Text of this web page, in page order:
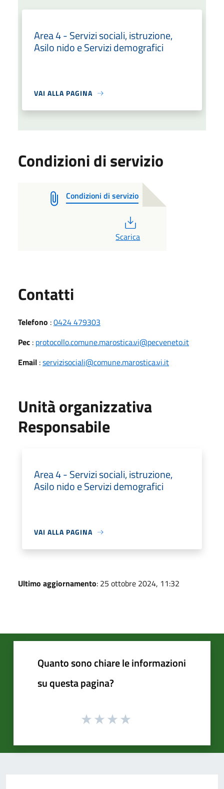
Area 4 - Servizi sociali, istruzione,
Asilo nido e Servizi demografici
VAI ALLA PAGINA
Condizioni di servizio
Condizioni di servizio
Scarica
Contatti
Telefono :0424 479303
Pec : protocollo.comune.marostica.vi@pecveneto.it
Email :servizisociali@comune.marostica.vi.it
Unità organizzativa
Responsabile
Area 4 - Servizi sociali, istruzione,
Asilo nido e Servizi demografici
VAI ALLA PAGINA
Ultimo aggiornamento: 25 ottobre 2024, 11:32
Quanto sono chiare le informazioni
su questa pagina?